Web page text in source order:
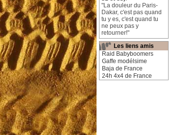
"La douleur du Paris-
Dakar, c'est pas quand
tu y es, c'est quand tu
ne peux pas y
retourner!"
Les liens amis
Raid Babyboomers
Gaffe modélsime
Baja de France
24h 4x4 de France